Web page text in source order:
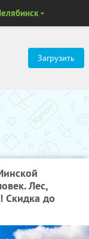
Загрузить
Лес,
Скидка до